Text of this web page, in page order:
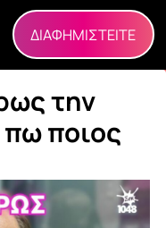
ΔΙΑΦΗΜΙΣΤΕΙΤΕ
την
ποιος